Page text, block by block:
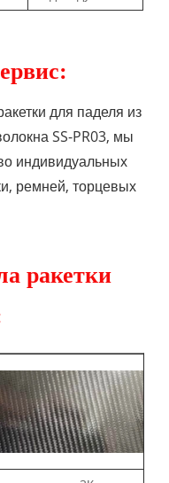
для паделя из
SS-PR03, мы
индивидуальных
ремней, торцевых
ракетки